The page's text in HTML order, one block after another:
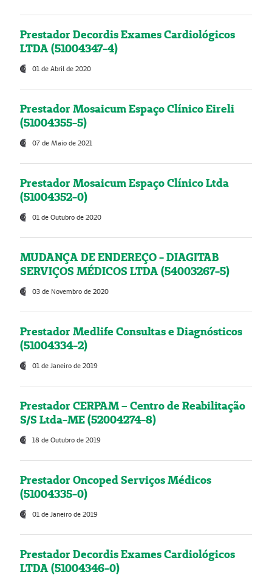
Prestador Decordis Exames Cardiológicos
LTDA (51004347-4)
01 de Abril de 2020
Prestador Mosaicum Espaço Clínico Eireli
(51004355-5)
07 de Maio de 2021
Prestador Mosaicum Espaço Clínico Ltda
(51004352-0)
01 de Outubro de 2020
MUDANÇA DE ENDEREÇO - DIAGITAB
SERVIÇOS MÉDICOS LTDA (54003267-5)
03 de Novembro de 2020
Prestador Medlife Consultas e Diagnósticos
(51004334-2)
01 de Janeiro de 2019
Prestador CERPAM – Centro de Reabilitação
S/S Ltda-ME (52004274-8)
18 de Outubro de 2019
Prestador Oncoped Serviços Médicos
(51004335-0)
01 de Janeiro de 2019
Prestador Decordis Exames Cardiológicos
LTDA (51004346-0)